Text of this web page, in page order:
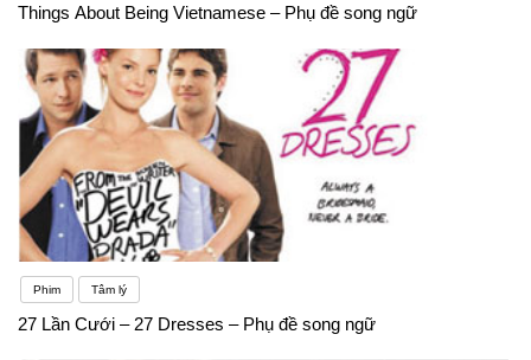
Things About Being Vietnamese – Phụ đề song ngữ
Phim Tâm lý
27 Lần Cưới – 27 Dresses – Phụ đề song ngữ